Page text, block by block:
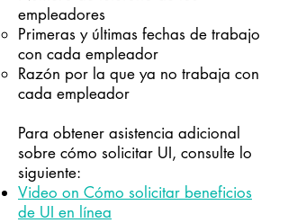
empleadores
Primeras y últimas fechas de trabajo
con cada empleador
Razón por la que ya no trabaja con
cada empleador
Para obtener asistencia adicional
sobre cómo solicitar UI, consulte lo
siguiente:
Video on Cómo solicitar beneficios
de UI en línea